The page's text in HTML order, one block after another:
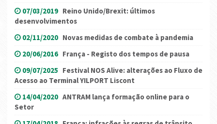
07/03/2019 Reino Unido/Brexit: últimos
desenvolvimentos
02/11/2020 Novas medidas de combate à pandemia
20/06/2016 França - Registo dos tempos de pausa
09/07/2025 Festival NOS Alive: alterações ao Fluxo de
Acesso ao Terminal YILPORT Liscont
14/04/2020 ANTRAM lança formação online para o
Setor